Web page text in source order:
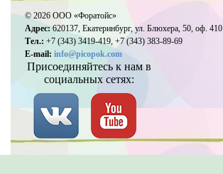
© 2026 ООО «Форатойс»
Адрес:620137, Екатеринбург, ул. Блюхера, 50, оф. 410
Тел.: +7 (343) 3419-419, +7 (343) 383-89-69
E-mail: info@picopok.com
Присоединяйтесь к нам в
социальных сетях: